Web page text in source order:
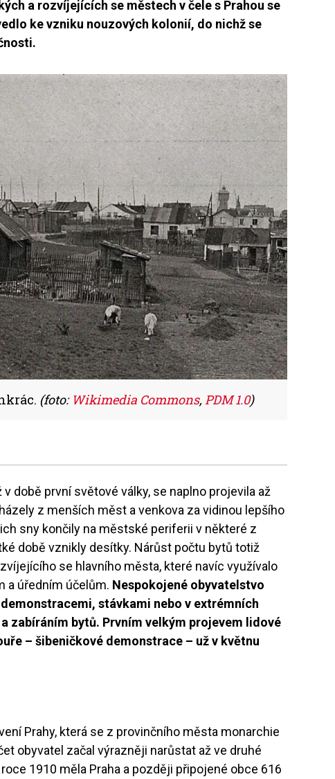
a rozvíjejících se městech v čele s Prahou se
ke vzniku nouzových kolonií, do nichž se
(foto: Wikimedia Commons,PDM 1.0)
době první světové války, se naplno projevila až
z menších měst a venkova za vidinou lepšího
sny končily na městské periferii v některé z
době vznikly desítky. Nárůst počtu bytů totiž
se hlavního města, které navíc využívalo
a úředním účelům. Nespokojené obyvatelstvo
stávkami nebo v extrémních
zabíráním bytů. Prvním velkým projevem lidové
– šibeničkové demonstrace – už v květnu
Prahy, která se z provinčního města monarchie
obyvatel začal výrazněji narůstat až ve druhé
1910 měla Praha a později připojené obce 616